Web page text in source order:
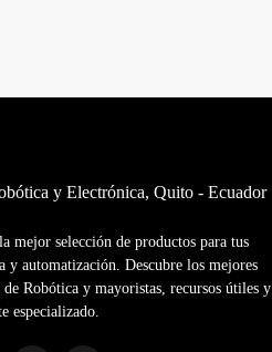
mejor selección de productos para tus
y automatización. Descubre los mejores
de Robótica y mayoristas, recursos útiles y
especializado.